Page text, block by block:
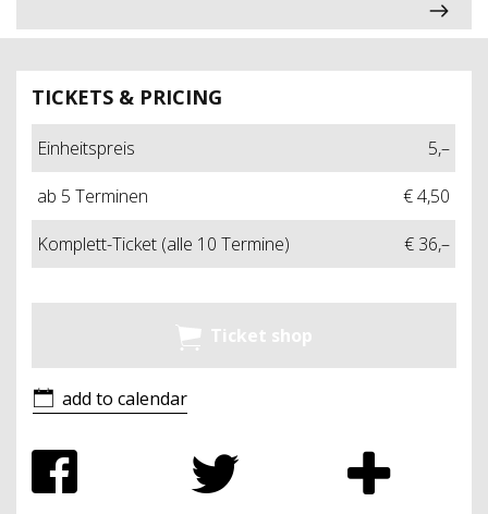
TICKETS & PRICING
Einheitspreis
5,–
ab 5 Terminen
€ 4,50
Komplett-Ticket (alle 10 Termine)
€ 36,–
Ticket shop
add to calendar